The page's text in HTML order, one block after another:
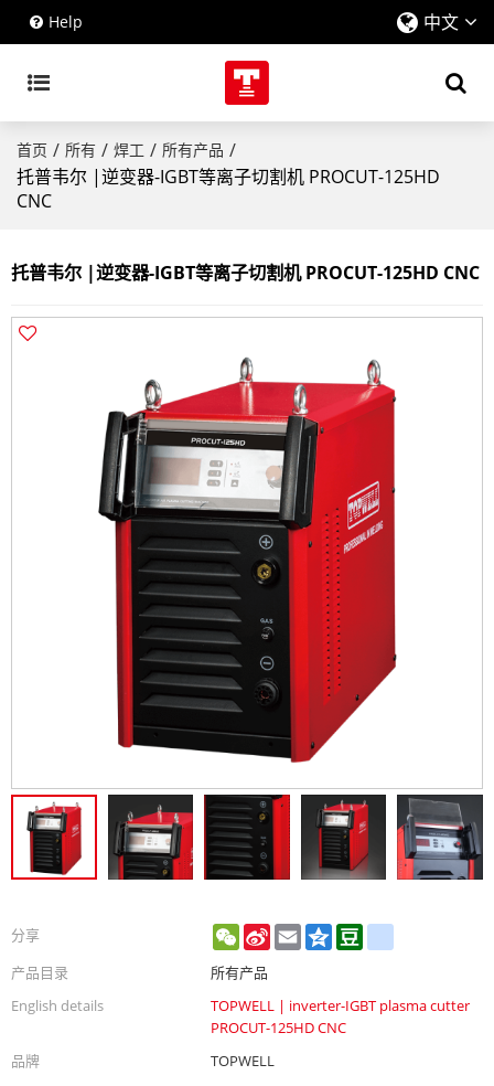
Help 中文
首页 / 所有 / 焊工 / 所有产品 /
托普韦尔 |逆变器-IGBT等离子切割机 PROCUT-125HD
CNC
托普韦尔 |逆变器-IGBT等离子切割机 PROCUT-125HD CNC
分享 WeChat
Sina
Weibo
Email Qzone
产品目录
所有产品
English details
TOPWELL | inverter-IGBT plasma cutter
PROCUT-125HD CNC
品牌
TOPWELL